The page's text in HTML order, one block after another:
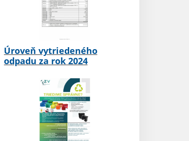
Úroveň vytriedeného
odpadu za rok 2024